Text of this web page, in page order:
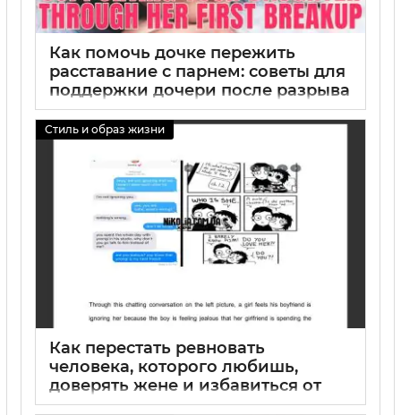
Как помочь дочке пережить
расставание с парнем: советы для
поддержки дочери после разрыва
Стиль и образ жизни
Как перестать ревновать
человека, которого любишь,
доверять жене и избавиться от
ревности